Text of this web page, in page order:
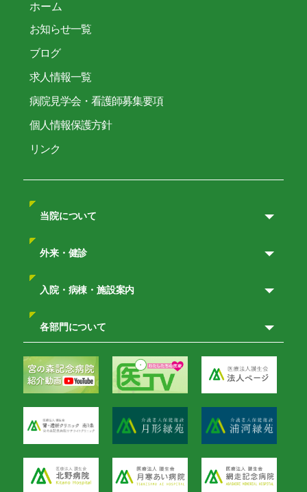
ホーム
お知らせ一覧
ブログ
求人情報一覧
病院見学会・看護師募集要項
個人情報保護方針
リンク
当院について
外来・健診
入院・病棟・施設案内
各部門について